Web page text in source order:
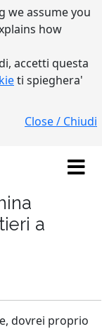
we assume you
how
accetti questa
ti spieghera'
Close / Chiudi
a
dovrei proprio